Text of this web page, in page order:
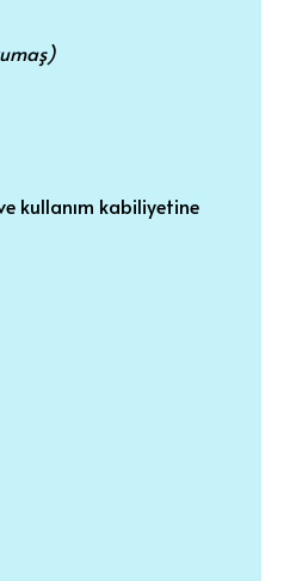
kullanım kabiliyetine